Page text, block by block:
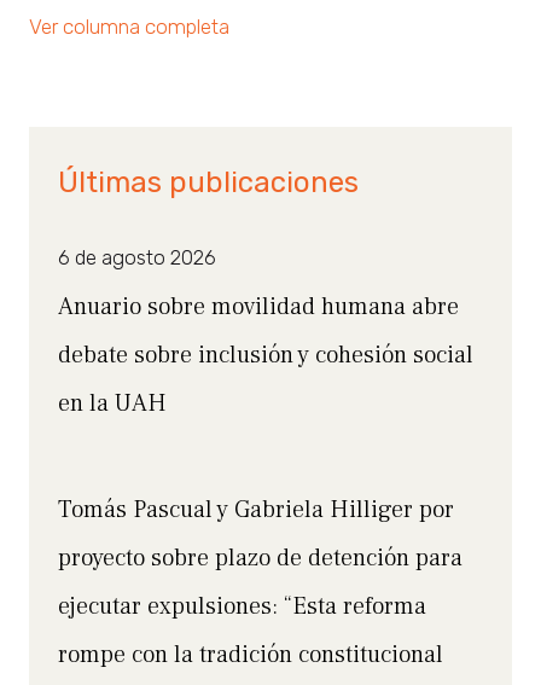
Ver columna completa
Últimas publicaciones
6 de agosto 2026
Anuario sobre movilidad humana abre
debate sobre inclusión y cohesión social
en la UAH
Tomás Pascual y Gabriela Hilliger por
proyecto sobre plazo de detención para
ejecutar expulsiones: “Esta reforma
rompe con la tradición constitucional